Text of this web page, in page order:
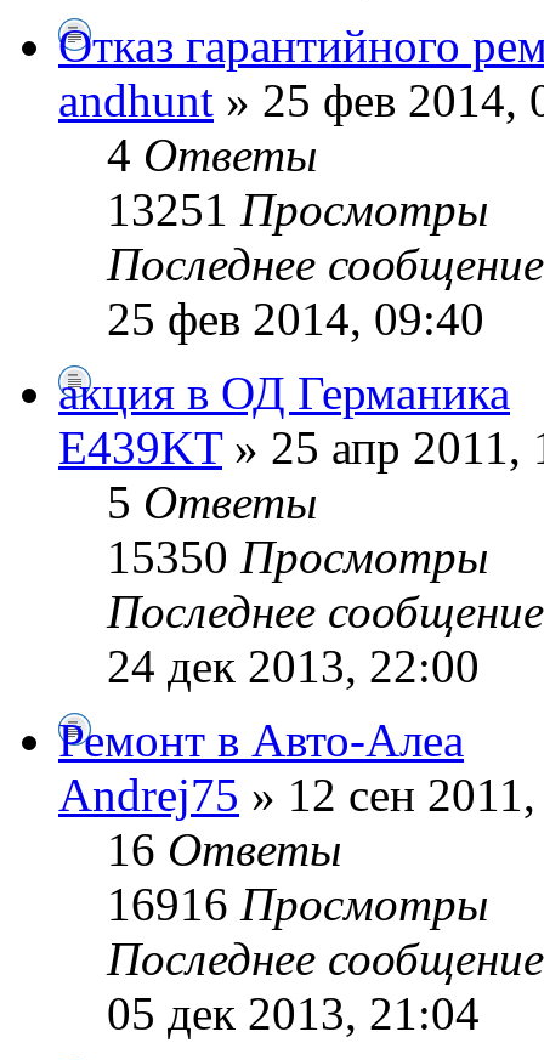
Отказ гарантийного
andhunt » 25 фев 2014,
4 Ответы
13251 Просмотры
Последнее
25 фев 2014, 09:40
акция в ОД Германика
E439KT» 25 апр 2011,
5 Ответы
15350 Просмотры
Последнее
24 дек 2013, 22:00
Ремонт в Авто-Алеа
Andrej75 » 12 сен
16 Ответы
16916 Просмотры
Последнее
05 дек 2013, 21:04